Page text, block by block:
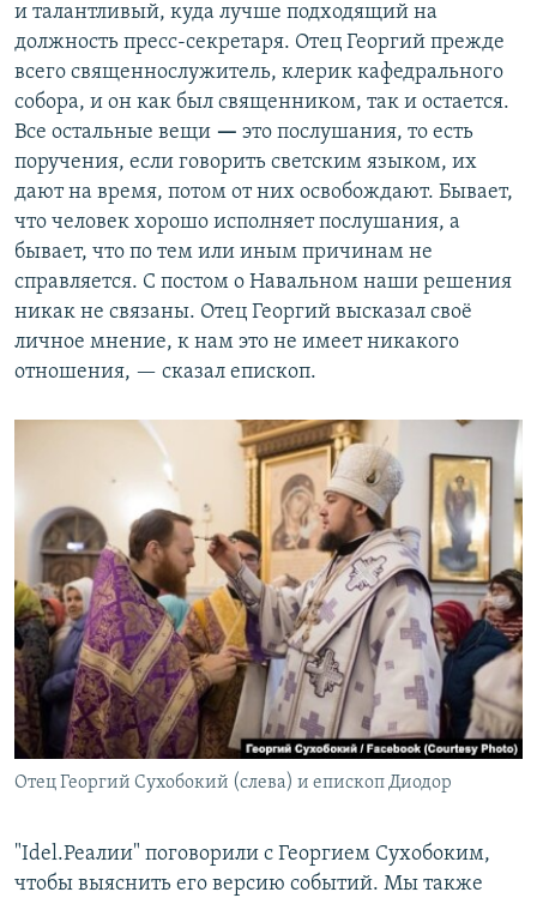
и талантливый, куда лучше подходящий на
должность пресс-секретаря. Отец Георгий прежде
всего священнослужитель, клерик кафедрального
собора, и он как был священником, так и остается.
Все остальные вещи — это послушания, то есть
поручения, если говорить светским языком, их
дают на время, потом от них освобождают. Бывает,
что человек хорошо исполняет послушания, а
бывает, что по тем или иным причинам не
справляется. С постом о Навальном наши решения
никак не связаны. Отец Георгий высказал своё
личное мнение, к нам это не имеет никакого
отношения, — сказал епископ.
Отец Георгий Сухобокий (слева) и епископ Диодор
"Idel.Реалии" поговорили с Георгием Сухобоким,
чтобы выяснить его версию событий. Мы также